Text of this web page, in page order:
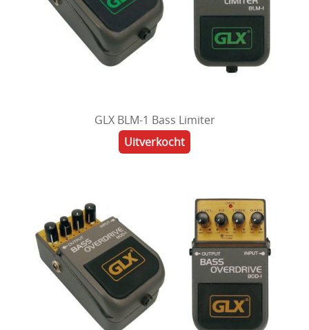
GLX BLM-1 Bass Limiter
Uitverkocht